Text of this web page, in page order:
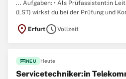
... Aufgaben: • Als Prüfassistent:in
(LST) wirkst du bei der Prüfung und
nach einem Um- oder Neubau von
leittechnischen Anlagen mit • Dabei
location_on ErfurtscheduleVollzeit
fiber_newNEU Heute
Servicetechniker:in